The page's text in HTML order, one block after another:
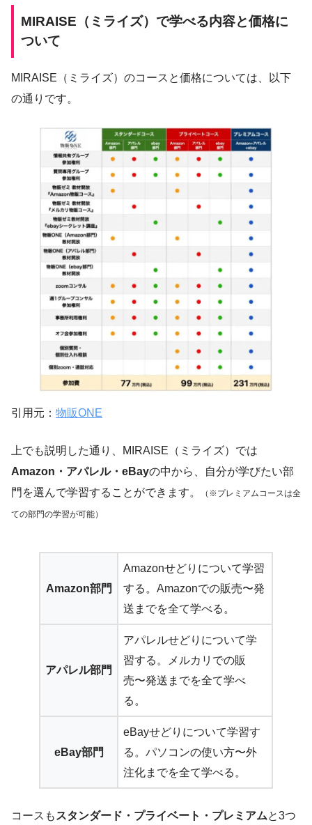
MIRAISE（ミライズ）で学べる内容と価格に
ついて
MIRAISE（ミライズ）のコースと価格については、以下
の通りです。
引用元： 物販ONE
上でも説明した通り、MIRAISE（ミライズ）では
Amazon・アパレル・eBayの中から、自分が学びたい部
門を選んで学習することができます。
（※プレミアムコースは全
ての部門の学習が可能）
Amazon部門
Amazonせどりについて学習
する。Amazonでの販売〜発
送までを全て学べる。
アパレル部門
アパレルせどりについて学
習する。メルカリでの販
売〜発送までを全て学べ
る。
eBay部門
eBayせどりについて学習す
る。パソコンの使い方〜外
注化までを全て学べる。
コースも スタンダード・プライベート・プレミアムと3つ